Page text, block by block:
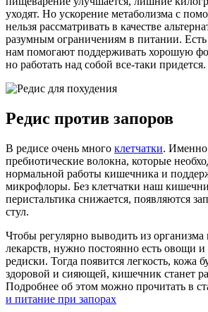
уходят. Но ускорение метаболизма с
нельзя рассматривать в качестве
разумным ограничениям в питании.
нам помогают поддерживать хорошую
но работать над собой все-таки придется.
Редис против запоров
В редисе очень много клетчатки. Именно
пребиотические волокна, которые
нормальной работы кишечника и
микрофлоры. Без клетчатки наш
перистальтика снижается, появляются
стул.
Чтобы регулярно выводить из организма
лекарств, нужно постоянно есть овощи
редиски. Тогда появится легкость, кожа
здоровой и сияющей, кишечник станет
Подробнее об этом можно прочитать в
и питание при запорах